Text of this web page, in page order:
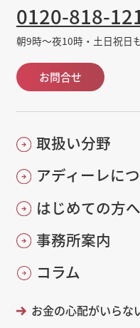
0120-818-
朝9時～夜10時・土日祝日
お問合せ
取扱い分野
アディーレに
はじめての方へ
事務所案内
コラム
お金の心配がいらな